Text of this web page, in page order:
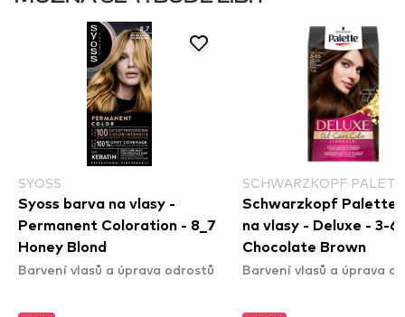
SYOSS
Syoss barva na vlasy -
Permanent Coloration - 8_7
Honey Blond
Barvení vlasů a úprava odrostů
SCHWARZKOPF
Schwarzkopf Palette
na vlasy - Deluxe - 3-
Chocolate Brown
Barvení vlasů a úprava